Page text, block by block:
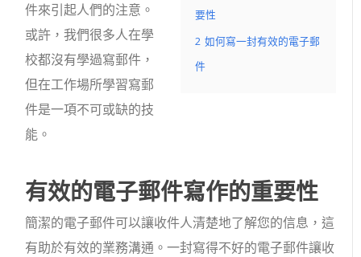
要性
2 如何寫一封有效的電子郵
件
件來引起人們的注意。
或許，我們很多人在學
校都沒有學過寫郵件，
但在工作場所學習寫郵
件是一項不可或缺的技
能。
有效的電子郵件寫作的重要性
簡潔的電子郵件可以讓收件人清楚地了解您的信息，這
有助於有效的業務溝通。一封寫得不好的電子郵件讓收